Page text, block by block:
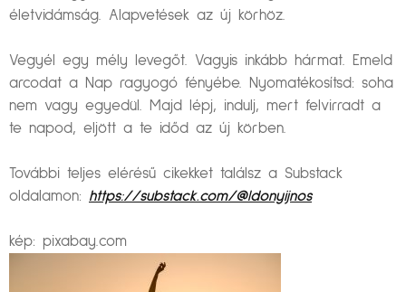
életvidámság. Alapvetések az új körhöz.
Vegyél egy mély levegőt. Vagyis inkább hármat. Emeld
arcodat a Nap ragyogó fényébe. Nyomatékosítsd: soha
nem vagy egyedül. Majd lépj, indulj, mert felvirradt a
te napod, eljött a te időd az új körben.
További teljes elérésű cikekket találsz a Substack
oldalamon: https://substack.com/@ldonyijnos
kép: pixabay.com